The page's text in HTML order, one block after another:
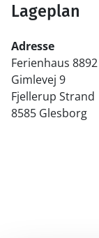
Lageplan
Adresse
Ferienhaus 8892
Gimlevej 9
Fjellerup Strand
8585 Glesborg